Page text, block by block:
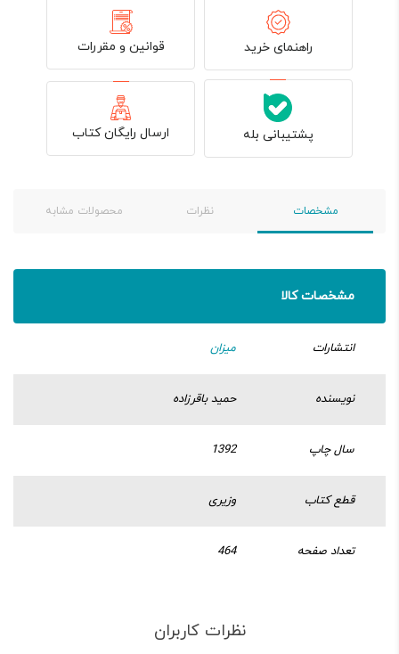
راهنمای خرید قوانین و مقررات
پشتیبانی بله ارسال رایگان کتاب
مشخصات نظرات محصولات مشابه
مشخصات کالا
انتشارات میزان
نویسنده حمید باقرزاده
سال چاپ 1392
قطع کتاب وزیری
تعداد صفحه 464
نظرات کاربران